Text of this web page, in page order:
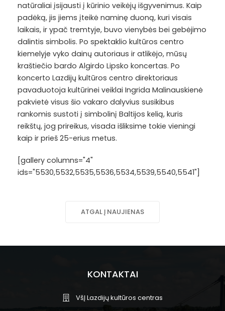
natūraliai įsijausti į kūrinio veikėjų išgyvenimus. Kaip
padėką, jis jiems įteikė naminę duoną, kuri visais
laikais, ir ypač tremtyje, buvo vienybės bei gebėjimo
dalintis simbolis. Po spektaklio kultūros centro
kiemelyje vyko dainų autoriaus ir atlikėjo, mūsų
kraštiečio bardo Algirdo Lipsko koncertas. Po
koncerto Lazdijų kultūros centro direktoriaus
pavaduotoja kultūrinei veiklai Ingrida Malinauskienė
pakvietė visus šio vakaro dalyvius susikibus
rankomis sustoti į simbolinį Baltijos kelią, kuris
reikštų, jog prireikus, visada išliksime tokie vieningi
kaip ir prieš 25-erius metus.
[gallery columns="4"
ids="5530,5532,5535,5536,5534,5539,5540,5541"]
ATGAL Į NAUJIENAS
KONTAKTAI
VšĮ Lazdijų kultūros centras